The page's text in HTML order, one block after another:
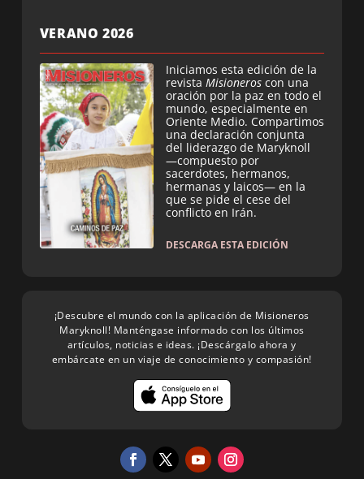
VERANO 2026
Iniciamos esta edición de la
revista Misioneros con una
oración por la paz en todo el
mundo, especialmente en
Oriente Medio. Compartimos
una declaración conjunta
del liderazgo de Maryknoll
—compuesto por
sacerdotes, hermanos,
hermanas y laicos— en la
que se pide el cese del
conflicto en Irán.
DESCARGA ESTA EDICIÓN
¡Descubre el mundo con la aplicación de Misioneros
Maryknoll! Manténgase informado con los últimos
artículos, noticias e ideas. ¡Descárgalo ahora y
embárcate en un viaje de conocimiento y compasión!